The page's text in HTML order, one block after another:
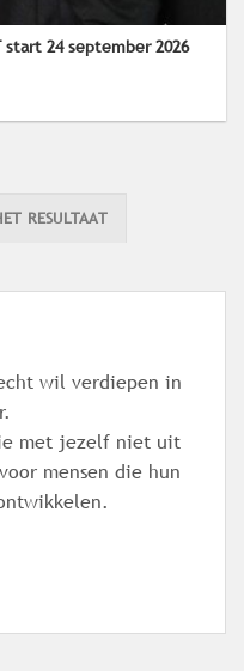
start 24 september 2026
RESULTAAT
wil verdiepen in
met jezelf niet uit
mensen die hun